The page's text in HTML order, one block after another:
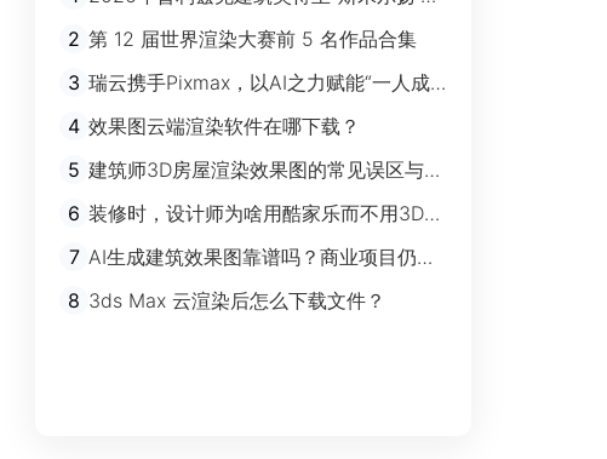
迪奇”经典作品欣赏
2 第 12 届世界渲染大赛前 5 名作品合集
3 瑞云携手Pixmax，以AI之力赋能“一人成
4 效果图云端渲染软件在哪下载？
5 建筑师3D房屋渲染效果图的常见误区与规
避指南
6 装修时，设计师为啥用酷家乐而不用3Ds
max？
7 AI生成建筑效果图靠谱吗？商业项目仍离
不开传统渲染
8 3ds Max 云渲染后怎么下载文件？